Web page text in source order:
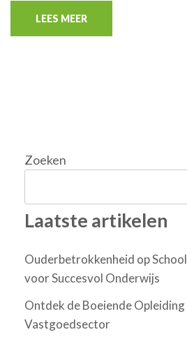
LEES MEER
Zoeken
Laatste artikelen
Ouderbetrokkenheid op
voor Succesvol Onderwijs
Ontdek de Boeiende
Vastgoedsector